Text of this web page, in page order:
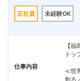
正社員 未経験OK
仕事内容
【
トッ
≪世
創る